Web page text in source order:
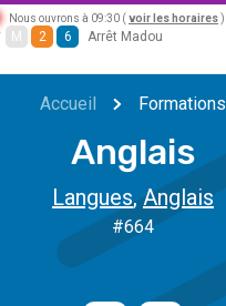
Nous ouvrons à 09:30 ( voir les horaires )
M 2 6 Arrêt Madou
Accueil Formations
Anglais
Langues, Anglais
#664